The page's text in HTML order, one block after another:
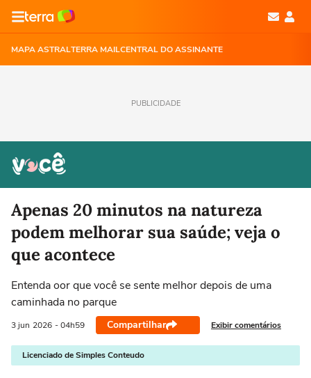
MAPA ASTRALTERRA MAILCENTRAL DO ASSINANTE
PUBLICIDADE
Apenas 20 minutos na natureza
podem melhorar sua saúde; veja o
que acontece
Entenda oor que você se sente melhor depois de uma
caminhada no parque
3 jun 2026 - 04h59 Compartilhar Exibir comentários
Licenciado de Simples Conteudo